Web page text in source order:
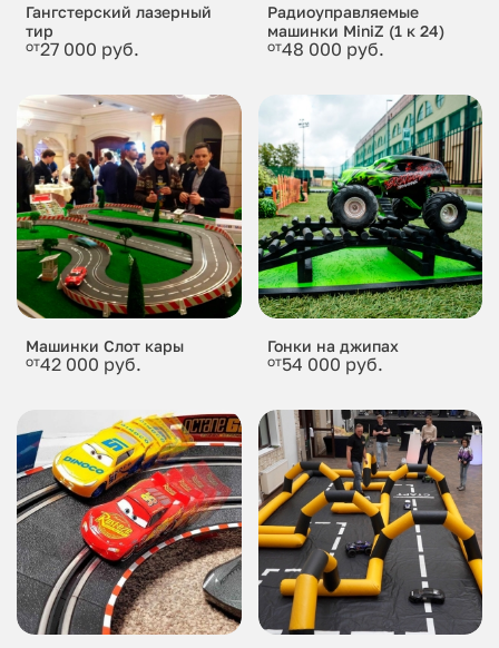
Гангстерский лазерный
тир
от27 000 руб.
Радиоуправляемые
машинки MiniZ (1 к 24)
от48 000 руб.
Машинки Слот кары
от42 000 руб.
Гонки на джипах
от54 000 руб.